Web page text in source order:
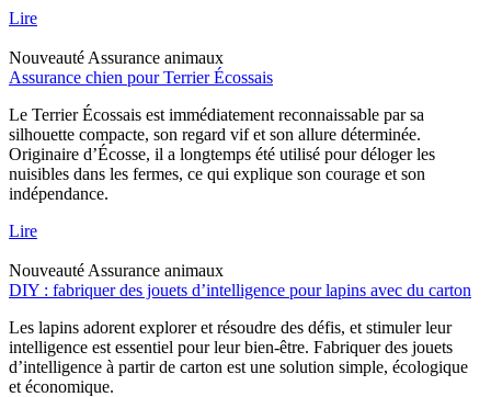
Lire
Nouveauté Assurance animaux
Assurance chien pour Terrier Écossais
Le Terrier Écossais est immédiatement reconnaissable par sa
silhouette compacte, son regard vif et son allure déterminée.
Originaire d’Écosse, il a longtemps été utilisé pour déloger les
nuisibles dans les fermes, ce qui explique son courage et son
indépendance.
Lire
Nouveauté Assurance animaux
DIY : fabriquer des jouets d’intelligence pour lapins avec du carton
Les lapins adorent explorer et résoudre des défis, et stimuler leur
intelligence est essentiel pour leur bien-être. Fabriquer des jouets
d’intelligence à partir de carton est une solution simple, écologique
et économique.